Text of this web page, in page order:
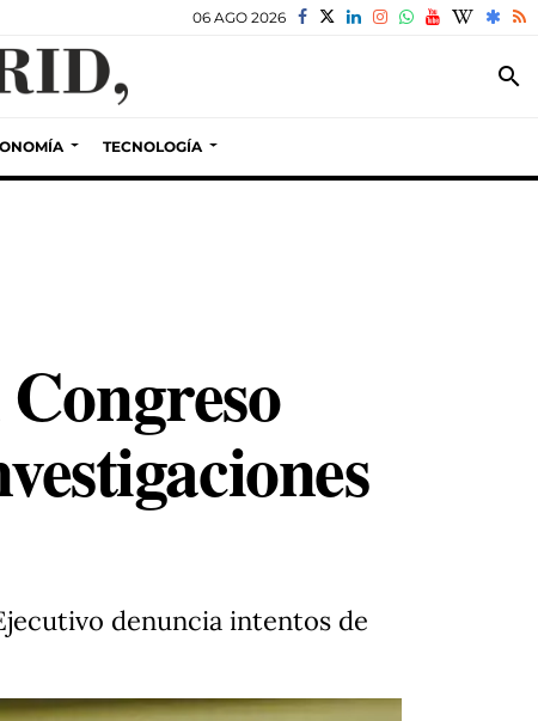
06 AGO 2026
search
TECNOLOGÍA
denuncia intentos de